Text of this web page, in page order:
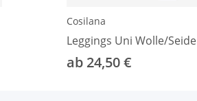
Cosilana
Leggings Uni Wolle/Seide
ab 24,50 €